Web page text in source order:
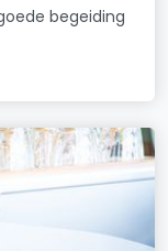
begeiding